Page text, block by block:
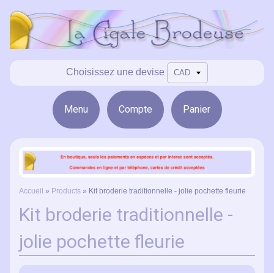
Choisissez une devise
Menu Compte Panier
Accueil » Products » Kit broderie traditionnelle - jolie pochette fleurie
Kit broderie traditionnelle -
jolie pochette fleurie